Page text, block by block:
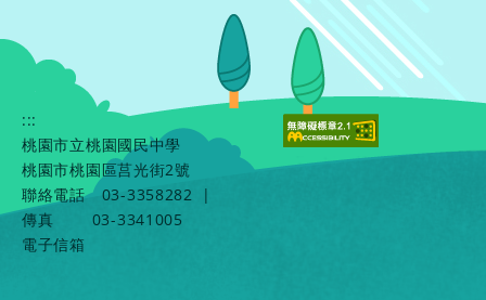
:::
桃園市立桃園國民中學
桃園市桃園區莒光街2號
聯絡電話
03-3358282
|
傳真
03-3341005
電子信箱